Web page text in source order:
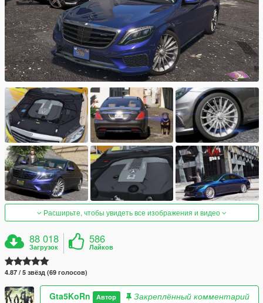
Расширьте, чтобы увидеть все изображения и видео
88 018
Загрузок
586
Лайков
4.87 / 5 звёзд (69 голосов)
Gta5KoRn Автор
Закреплённый комментарий